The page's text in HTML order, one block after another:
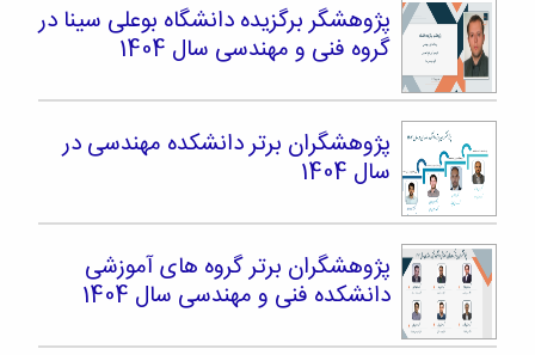
پژوهشگر برگزیده دانشگاه بوعلی سینا در
گروه فنی و مهندسی سال 1404
پژوهشگران برتر دانشکده مهندسی در
سال 1404
پژوهشگران برتر گروه های آموزشی
دانشکده فنی و مهندسی سال 1404